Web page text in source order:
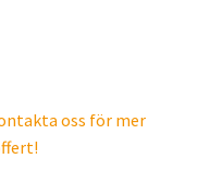
oss för mer